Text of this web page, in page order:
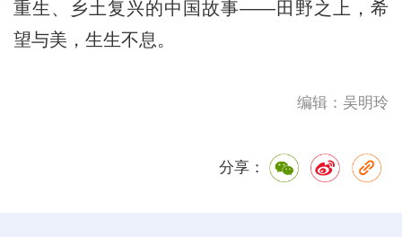
重生、乡土复兴的中国故事——田野之上，希
望与美，生生不息。
编辑：吴明玲
分享：